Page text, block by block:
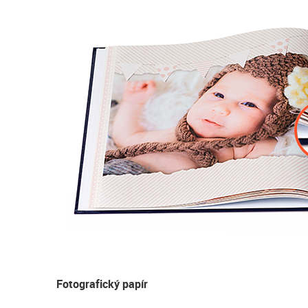
Fotografický papír